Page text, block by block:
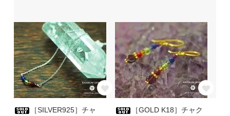
［SILVER925］チャ
［GOLD K18］チャク